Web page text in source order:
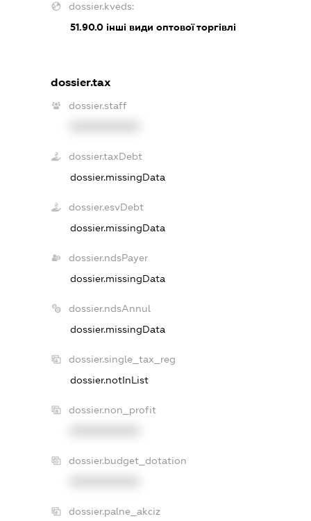
dossier.kveds:
51.90.0 інші види оптової торгівлі
dossier.tax
dossier.staff
dossier.taxDebt
dossier.missingData
dossier.esvDebt
dossier.missingData
dossier.ndsPayer
dossier.missingData
dossier.ndsAnnul
dossier.missingData
dossier.single_tax_reg
dossier.notInList
dossier.non_profit
dossier.budget_dotation
dossier.palne_akciz